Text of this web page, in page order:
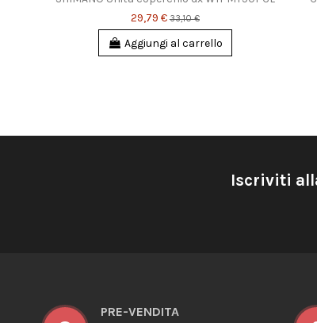
29,79 € 33,10 €
Aggiungi al carrello
Iscriviti
PRE-VENDITA